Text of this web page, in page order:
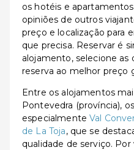
os hotéis e
opiniões de outros
preço e localização para
que precisa. Reservar é
alojamento, selecione as
reserva ao melhor preço
Entre os alojamentos
Pontevedra (província),
especialmenteVal
de La Toja, que se
qualidade de serviço.